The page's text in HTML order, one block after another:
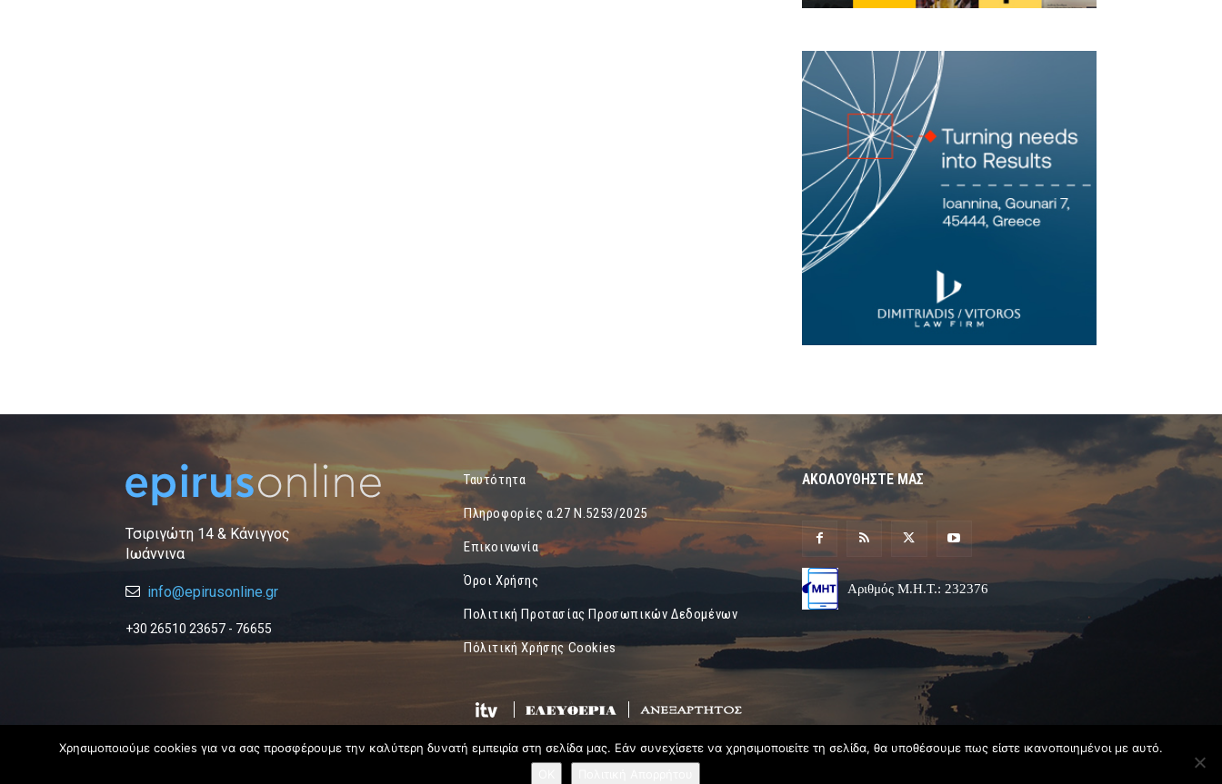
Τσιριγώτη 14 & Κάνιγγος
Ιωάννινα
info@epirusonline.gr
+30 26510 23657 - 76655
Ταυτότητα
Πληροφορίες α.27 Ν.5253/2025
Επικοινωνία
Όροι Χρήσης
Πολιτική Προτασίας Προσωπικών Δεδομένων
Πόλιτική Χρήσης Cookies
ΑΚΟΛΟΥΘΗΣΤΕ ΜΑΣ
Αριθμός Μ.Η.Τ.: 232376
Χρησιμοποιούμε cookies για να σας προσφέρουμε την καλύτερη δυνατή εμπειρία στη σελίδα μας. Εάν συνεχίσετε να χρησιμοποιείτε τη σελίδα, θα υποθέσουμε πως είστε ικανοποιημένοι με αυτό.